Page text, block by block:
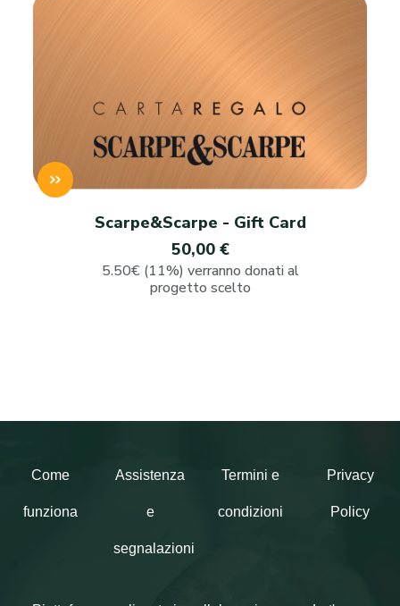
Scarpe&Scarpe - Gift Card
50,00 €
5.50€ (11%) verranno donati al
progetto scelto
Come
funziona
Assistenza
e
segnalazioni
Termini e
condizioni
Privacy
Policy